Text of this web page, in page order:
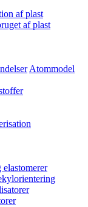
af plast
af plast
Atommodel